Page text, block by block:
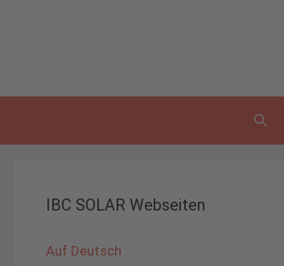
IBC SOLAR Webseiten
Auf Deutsch